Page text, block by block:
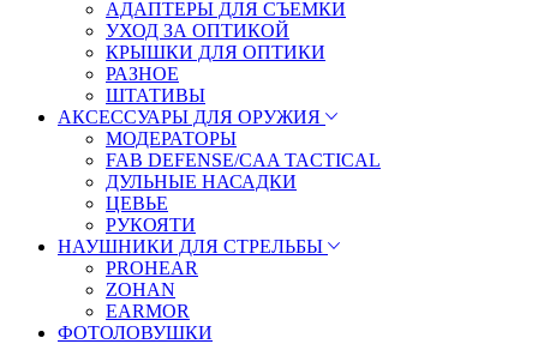
АДАПТЕРЫ ДЛЯ СЪЕМКИ
УХОД ЗА ОПТИКОЙ
КРЫШКИ ДЛЯ ОПТИКИ
РАЗНОЕ
ШТАТИВЫ
АКСЕССУАРЫ ДЛЯ ОРУЖИЯ
МОДЕРАТОРЫ
FAB DEFENSE/CAA TACTICAL
ДУЛЬНЫЕ НАСАДКИ
ЦЕВЬЕ
РУКОЯТИ
НАУШНИКИ ДЛЯ СТРЕЛЬБЫ
PROHEAR
ZOHAN
EARMOR
ФОТОЛОВУШКИ